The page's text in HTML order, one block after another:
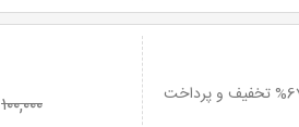
نت برگ آنی :دوره های ورزشی زومبا، بادی بالانس ، زومبا کودکان در باشگاه مکس پاورتا 67% تخفیف و پرداخت
۱۰۰,۰۰۰